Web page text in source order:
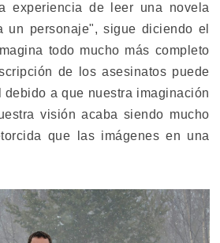
experiencia de leer una novela
un personaje", sigue diciendo el
todo mucho más completo
de los asesinatos puede
debido a que nuestra imaginación
visión acaba siendo mucho
que las imágenes en una